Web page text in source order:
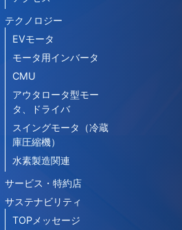
テクノロジー
EVモータ
モータ用インバータ
CMU
アウタロータ型モー
タ、ドライバ
スイングモータ（冷蔵
庫圧縮機）
水素製造関連
サービス・特約店
サステナビリティ
TOPメッセージ